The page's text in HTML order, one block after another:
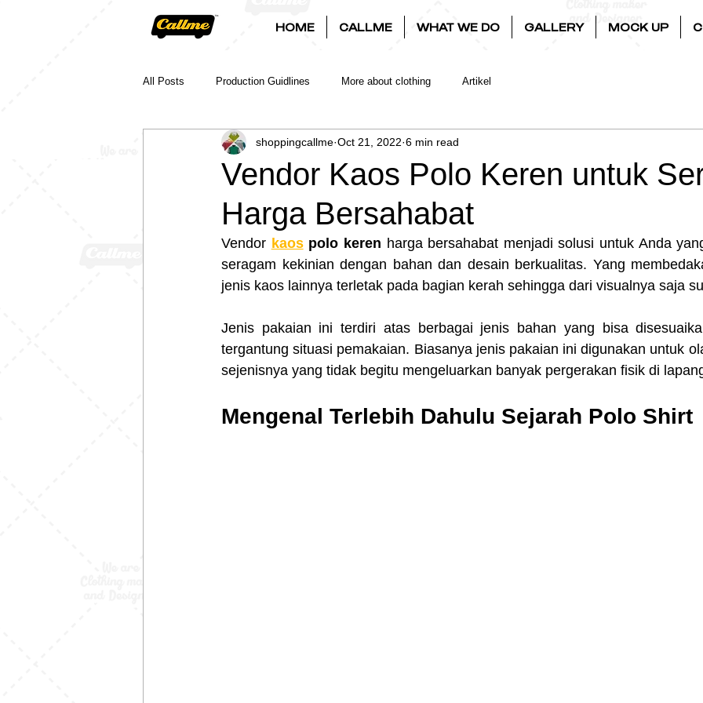
HOME CALLME WHAT WE DO GALLERY MOCK UP
All Posts Production Guidlines More about clothing Artikel
Vendor Kaos Polo Keren untuk
Harga Bersahabat
shoppingcallme Oct 21, 2022 6 min read
Vendor kaos polo keren harga bersahabat menjadi solusi untuk Anda
seragam kekinian dengan bahan dan desain berkualitas. Yang
jenis kaos lainnya terletak pada bagian kerah sehingga dari visualnya saja
Jenis pakaian ini terdiri atas berbagai jenis bahan yang bisa
tergantung situasi pemakaian. Biasanya jenis pakaian ini digunakan untuk
sejenisnya yang tidak begitu mengeluarkan banyak pergerakan fisik di
Mengenal Terlebih Dahulu Sejarah Polo Shirt